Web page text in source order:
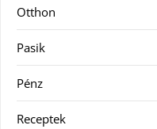
Otthon
Pasik
Pénz
Receptek